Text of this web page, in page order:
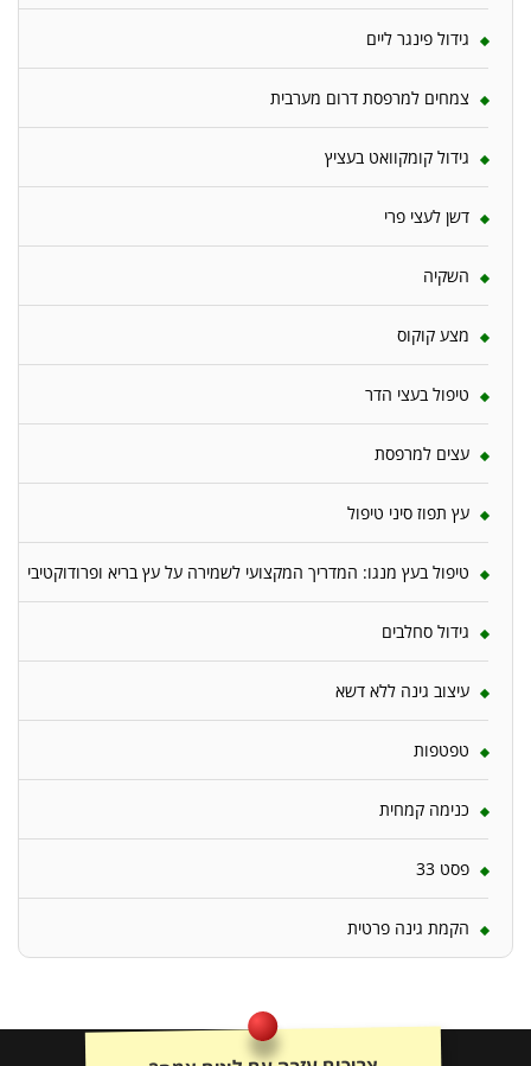
גידול פינגר ליים
צמחים למרפסת דרום מערבית
גידול קומקוואט בעציץ
דשן לעצי פרי
השקיה
מצע קוקוס
טיפול בעצי הדר
עצים למרפסת
עץ תפוז סיני טיפול
טיפול בעץ מנגו: המדריך המקצועי לשמירה על עץ בריא ופרודוקטיבי
גידול סחלבים
עיצוב גינה ללא דשא
טפטפות
כנימה קמחית
פסט 33
הקמת גינה פרטית